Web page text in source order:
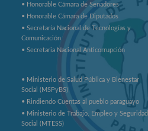
• Honorable Cámara de Senadores
• Honorable Cámara de Diputados
• Secretaría Nacional de Tecnologías y
Comunicación
• Secretaria Nacional Anticorrupción
• Ministerio de Salud Pública y Bienestar
Social (MSPyBS)
• Rindiendo Cuentas al pueblo paraguayo
• Ministerio de Trabajo, Empleo y Seguridad
Social (MTESS)